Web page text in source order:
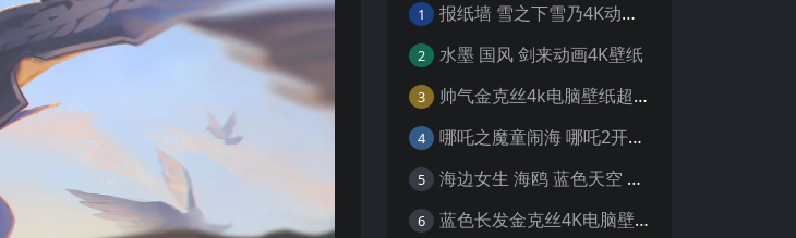
1 报纸墙 雪之下雪乃4K动漫壁纸
2 水墨 国风 剑来动画4K壁纸
3 帅气金克丝4k电脑壁纸超清
4 哪吒之魔童闹海 哪吒2开场4K壁纸
5 海边女生 海鸥 蓝色天空 4K壁纸
6 蓝色长发金克丝4K电脑壁纸